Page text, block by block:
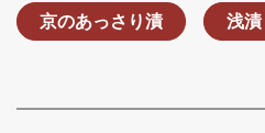
京のあっさり漬 浅漬